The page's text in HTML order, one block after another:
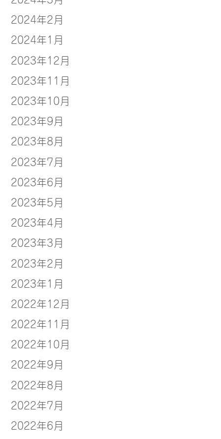
2024年2月
2024年1月
2023年12月
2023年11月
2023年10月
2023年9月
2023年8月
2023年7月
2023年6月
2023年5月
2023年4月
2023年3月
2023年2月
2023年1月
2022年12月
2022年11月
2022年10月
2022年9月
2022年8月
2022年7月
2022年6月